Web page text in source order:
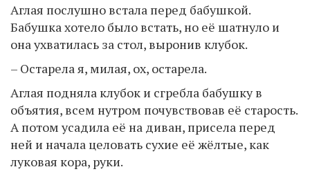
Аглая послушно встала перед бабушкой.
Бабушка хотело было встать, но её шатнуло и
она ухватилась за стол, выронив клубок.
– Остарела я, милая, ох, остарела.
Аглая подняла клубок и сгребла бабушку в
объятия, всем нутром почувствовав её старость.
А потом усадила её на диван, присела перед
ней и начала целовать сухие её жёлтые, как
луковая кора, руки.